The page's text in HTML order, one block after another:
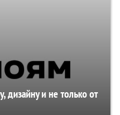
дизайну и не только от